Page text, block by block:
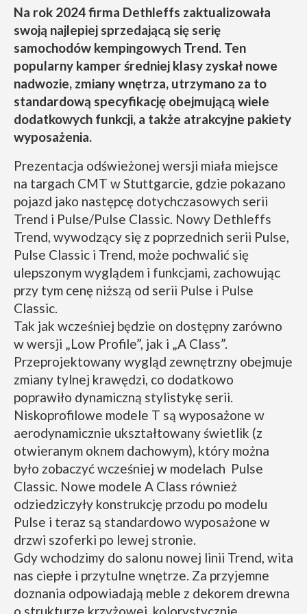
Na rok 2024 firma Dethleffs zaktualizowała
swoją najlepiej sprzedającą się serię
samochodów kempingowych Trend. Ten
popularny kamper średniej klasy zyskał nowe
nadwozie, zmiany wnętrza, utrzymano za to
standardową specyfikację obejmującą wiele
dodatkowych funkcji, a także atrakcyjne pakiety
wyposażenia.
Prezentacja odświeżonej wersji miała miejsce
na targach CMT w Stuttgarcie, gdzie pokazano
pojazd jako następcę dotychczasowych serii
Trend i Pulse/Pulse Classic. Nowy Dethleffs
Trend, wywodzący się z poprzednich serii Pulse,
Pulse Classic i Trend, może pochwalić się
ulepszonym wyglądem i funkcjami, zachowując
przy tym cenę niższą od serii Pulse i Pulse
Classic.
Tak jak wcześniej będzie on dostępny zarówno
w wersji „Low Profile”, jak i „A Class”.
Przeprojektowany wygląd zewnętrzny obejmuje
zmiany tylnej krawędzi, co dodatkowo
poprawiło dynamiczną stylistykę serii.
Niskoprofilowe modele T są wyposażone w
aerodynamicznie ukształtowany świetlik (z
otwieranym oknem dachowym), który można
było zobaczyć wcześniej w modelach Pulse
Classic. Nowe modele A Class również
odziedziczyły konstrukcję przodu po modelu
Pulse i teraz są standardowo wyposażone w
drzwi szoferki po lewej stronie.
Gdy wchodzimy do salonu nowej linii Trend, wita
nas ciepłe i przytulne wnętrze. Za przyjemne
doznania odpowiadają meble z dekorem drewna